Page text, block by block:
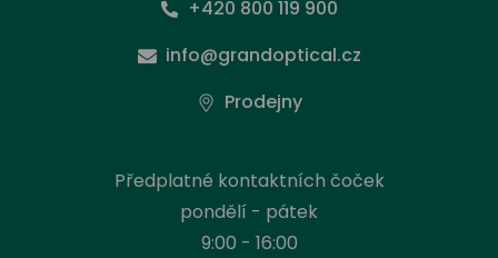
+420 800 119 900
info@grandoptical.cz
Prodejny
Předplatné kontaktních čoček
pondělí - pátek
9:00 - 16:00